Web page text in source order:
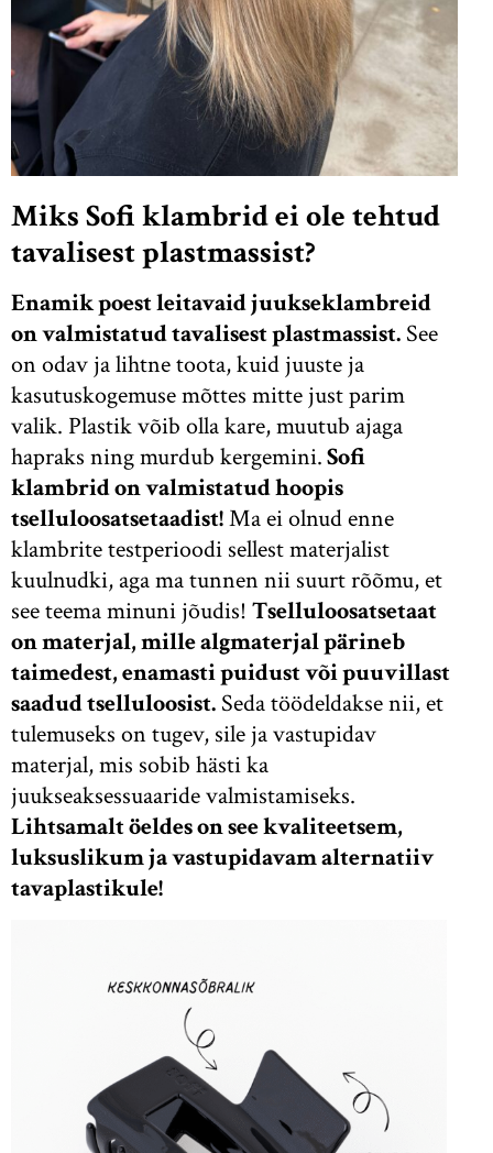
Miks Sofi klambrid ei ole tehtud
tavalisest plastmassist?
Enamik poest leitavaid juukseklambreid
on valmistatud tavalisest plastmassist. See
on odav ja lihtne toota, kuid juuste ja
kasutuskogemuse mõttes mitte just parim
valik. Plastik võib olla kare, muutub ajaga
hapraks ning murdub kergemini.Sofi
klambrid on valmistatud hoopis
tselluloosatsetaadist!Ma ei olnud enne
klambrite testperioodi sellest materjalist
kuulnudki, aga ma tunnen nii suurt rõõmu, et
see teema minuni jõudis! Tselluloosatsetaat
on materjal, mille algmaterjal pärineb
taimedest, enamasti puidust või puuvillast
saadud tselluloosist. Seda töödeldakse nii, et
tulemuseks on tugev, sile ja vastupidav
materjal, mis sobib hästi ka
juukseaksessuaaride valmistamiseks.
Lihtsamalt öeldes on see kvaliteetsem,
luksuslikum ja vastupidavam alternatiiv
tavaplastikule!